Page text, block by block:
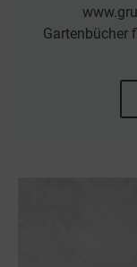
Gartenbücher